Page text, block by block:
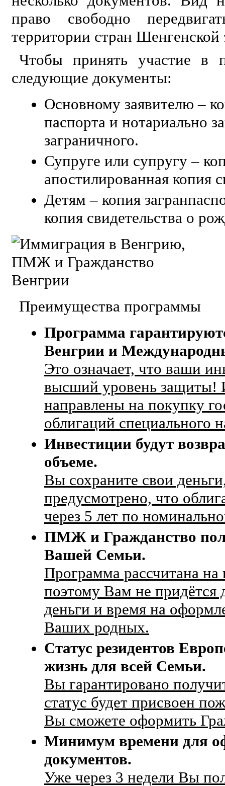
право свободно
территории стран Шенгенской
Чтобы принять участие в
следующие документы:
Основному заявителю –
паспорта и нотариально
заграничного.
Супруге или супругу –
апостилированная копия
Детям – копия
копия свидетельства о
Преимущества программы
Программа
Венгрии и
Это означает, что ваши
высший уровень защиты!
направлены на покупку
облигаций специального
Инвестиции будут
объеме.
Вы сохраните свои
предусмотрено, что
через 5 лет по
ПМЖ и Гражданство
Вашей Семьи.
Программа рассчитана на
поэтому Вам не придётся
деньги и время на
Ваших родных.
Статус резидентов
жизнь для всей Семьи.
Вы гарантировано
статус будет присвоен
Вы сможете оформить
Минимум времени для
документов.
Уже через 3 недели Вы